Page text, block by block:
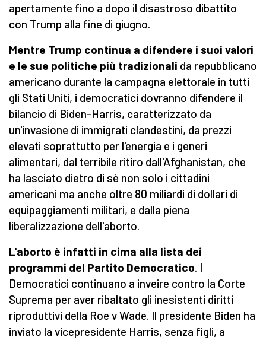
apertamente fino a dopo il disastroso dibattito
con Trump alla fine di giugno.
Mentre Trump continua a difendere i suoi valori
e le sue politiche più tradizionali da repubblicano
americano durante la campagna elettorale in tutti
gli Stati Uniti, i democratici dovranno difendere il
bilancio di Biden-Harris, caratterizzato da
un'invasione di immigrati clandestini, da prezzi
elevati soprattutto per l'energia e i generi
alimentari, dal terribile ritiro dall'Afghanistan, che
ha lasciato dietro di sé non solo i cittadini
americani ma anche oltre 80 miliardi di dollari di
equipaggiamenti militari, e dalla piena
liberalizzazione dell'aborto.
L'aborto è infatti in cima alla lista dei
programmi del Partito Democratico. I
Democratici continuano a inveire contro la Corte
Suprema per aver ribaltato gli inesistenti diritti
riproduttivi della Roe v Wade. Il presidente Biden ha
inviato la vicepresidente Harris, senza figli, a